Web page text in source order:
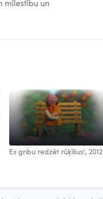
mīlestību un
Es gribu redzēt rūķīšus!, 2012